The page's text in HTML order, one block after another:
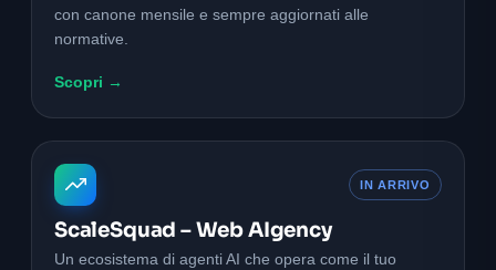
con canone mensile e sempre aggiornati alle
normative.
Scopri →
IN ARRIVO
ScaleSquad – Web AIgency
Un ecosistema di agenti AI che opera come il tuo